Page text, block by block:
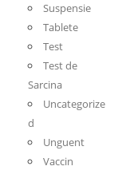
Suspensie
Tablete
Test
Test de
Sarcina
Uncategorize
d
Unguent
Vaccin